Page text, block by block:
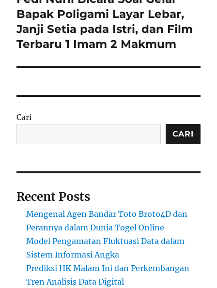
post:
Bapak Poligami Layar Lebar,
Janji Setia pada Istri, dan Film
Terbaru 1 Imam 2 Makmum
Cari
CARI
Recent Posts
Mengenal Agen Bandar Toto Broto4D dan
Perannya dalam Dunia Togel Online
Model Pengamatan Fluktuasi Data dalam
Sistem Informasi Angka
Prediksi HK Malam Ini dan Perkembangan
Tren Analisis Data Digital